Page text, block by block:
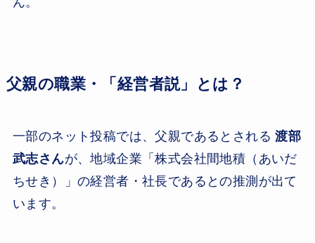
父親の職業・「経営者説」とは？
一部のネット投稿では、父親であるとされる渡部
武志さんが、地域企業「株式会社間地積（あいだ
ちせき）」の経営者・社長であるとの推測が出て
います。